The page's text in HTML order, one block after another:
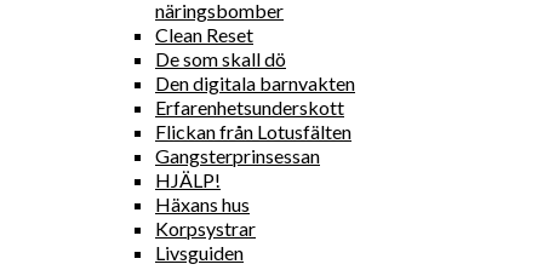
näringsbomber
Clean Reset
De som skall dö
Den digitala barnvakten
Erfarenhetsunderskott
Flickan från Lotusfälten
Gangsterprinsessan
HJÄLP!
Häxans hus
Korpsystrar
Livsguiden